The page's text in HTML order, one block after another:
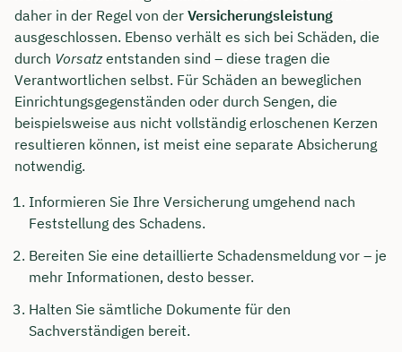
daher in der Regel von der Versicherungsleistung
ausgeschlossen. Ebenso verhält es sich bei Schäden, die
durch Vorsatzentstanden sind – diese tragen die
Verantwortlichen selbst. Für Schäden an beweglichen
Einrichtungsgegenständen oder durch Sengen, die
beispielsweise aus nicht vollständig erloschenen Kerzen
resultieren können, ist meist eine separate Absicherung
notwendig.
Informieren Sie Ihre Versicherung umgehend nach
Feststellung des Schadens.
Bereiten Sie eine detaillierte Schadensmeldung vor – je
mehr Informationen, desto besser.
Halten Sie sämtliche Dokumente für den
Sachverständigen bereit.